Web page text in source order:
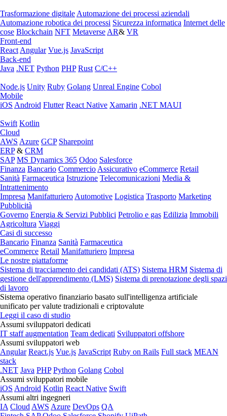
Trasformazione digitale Automazione dei processi aziendali
Automazione robotica dei processi Sicurezza informatica Internet delle
cose Blockchain NFT Metaverse AR& VR
Front-end
React Angular Vue.js JavaScript
Back-end
Java .NET Python PHP Rust C/C++
Node.js Unity Ruby Golang Unreal Engine Cobol
Mobile
iOS Android Flutter React Native Xamarin .NET MAUI
Swift Kotlin
Cloud
AWS Azure GCP Sharepoint
ERP& CRM
SAP MS Dynamics 365 Odoo Salesforce
Finanza Bancario Commercio Assicurativo eCommerce Retail
Sanità Farmaceutica Istruzione Telecomunicazioni Media &
Intrattenimento
Impresa Manifatturiero Automotive Logistica Trasporto Marketing
Pubblicità
Governo Energia & Servizi Pubblici Petrolio e gas Edilizia Immobili
Agricoltura Viaggi
Casi di successo
Bancario Finanza Sanità Farmaceutica
eCommerce Retail Manifatturiero Impresa
Le nostre piattaforme
Sistema di tracciamento dei candidati (ATS) Sistema HRM Sistema di
gestione dell'apprendimento (LMS) Sistema di prenotazione degli spazi
di lavoro
Sistema operativo finanziario basato sull'intelligenza artificiale
unificato per valute tradizionali e criptovalute
Leggi il caso di studio
Assumi sviluppatori dedicati
IT staff augmentation Team dedicati Sviluppatori offshore
Assumi sviluppatori web
Angular React.js Vue.js JavaScript Ruby on Rails Full stack MEAN
stack
.NET Java PHP Python Golang Cobol
Assumi sviluppatori mobile
iOS Android Kotlin React Native Swift
Assumi altri ingegneri
IA Cloud AWS Azure DevOps QA